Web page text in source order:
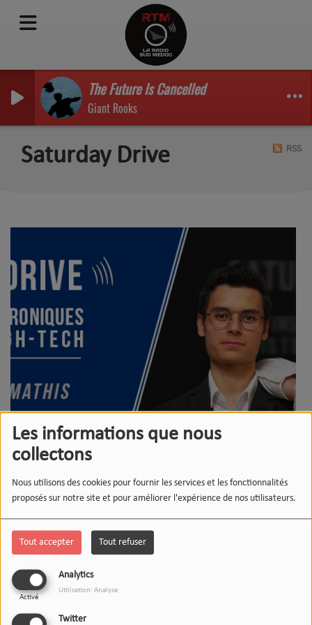
Les informations que nous
collectons
Nous utilisons des cookies pour fournir les services et les fonctionnalités
proposés sur notre site et pour améliorer l'expérience de nos utilisateurs.
Tout accepter Tout refuser
Analytics
Activé
Utilisation: Analyse
Twitter
The Future Is Cancelled
Giant Rooks
Saturday Drive RSS
des classements musicaux, et du talk
soul, année 80)
SATURDAY DRIVE - ÉMISSION DU